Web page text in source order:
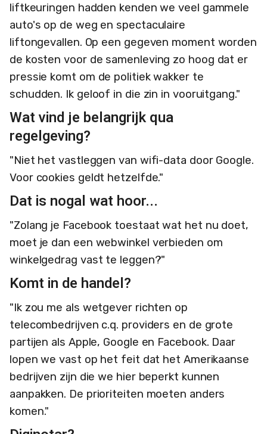
liftkeuringen hadden kenden we veel gammele
auto's op de weg en spectaculaire
liftongevallen. Op een gegeven moment worden
de kosten voor de samenleving zo hoog dat er
pressie komt om de politiek wakker te
schudden. Ik geloof in die zin in vooruitgang."
Wat vind je belangrijk qua
regelgeving?
"Niet het vastleggen van wifi-data door Google.
Voor cookies geldt hetzelfde."
Dat is nogal wat hoor...
"Zolang je Facebook toestaat wat het nu doet,
moet je dan een webwinkel verbieden om
winkelgedrag vast te leggen?"
Komt in de handel?
"Ik zou me als wetgever richten op
telecombedrijven c.q. providers en de grote
partijen als Apple, Google en Facebook. Daar
lopen we vast op het feit dat het Amerikaanse
bedrijven zijn die we hier beperkt kunnen
aanpakken. De prioriteiten moeten anders
komen."